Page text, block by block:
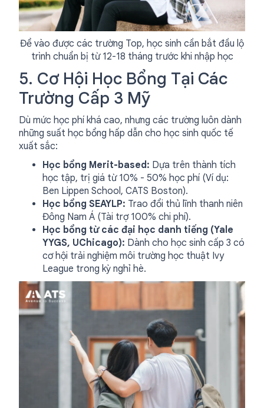
Để vào được các trường Top, học sinh cần bắt đầu lộ
trình chuẩn bị từ 12-18 tháng trước khi nhập học
5. Cơ Hội Học Bổng Tại Các
Trường Cấp 3 Mỹ
Dù mức học phí khá cao, nhưng các trường luôn dành
những suất học bổng hấp dẫn cho học sinh quốc tế
xuất sắc:
Học bổng Merit-based: Dựa trên thành tích
học tập, trị giá từ 10% - 50% học phí (Ví dụ:
Ben Lippen School, CATS Boston).
Học bổng SEAYLP: Trao đổi thủ lĩnh thanh niên
Đông Nam Á (Tài trợ 100% chi phí).
Học bổng từ các đại học danh tiếng (Yale
YYGS, UChicago): Dành cho học sinh cấp 3 có
cơ hội trải nghiệm môi trường học thuật Ivy
League trong kỳ nghỉ hè.